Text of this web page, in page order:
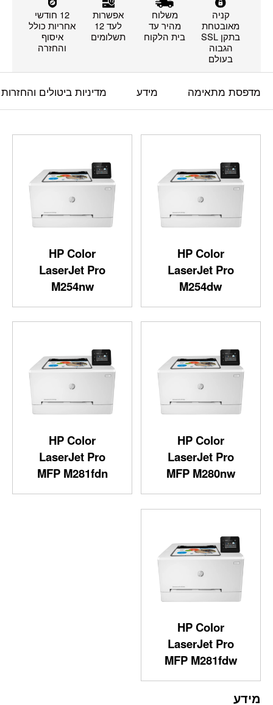
קניה
מאובטחת
בתקן SSL
הגבוה
בעולם
משלוח
מהיר עד
בית הלקוח
אפשרות
לעד 12
תשלומים
12 חודשי
אחריות כולל
איסוף
והחזרה
מדפסת מתאימה מידע מדיניות ביטולים והחזרות
HP Color
LaserJet Pro
M254dw
HP Color
LaserJet Pro
M254nw
HP Color
LaserJet Pro
MFP M280nw
HP Color
LaserJet Pro
MFP M281fdn
HP Color
LaserJet Pro
MFP M281fdw
מידע